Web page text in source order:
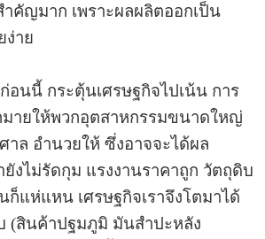
คัญมาก เพราะผลผลิตออกเป็น
ง่าย
อนนี้ กระตุ้นเศรษฐกิจไปเน้น การ
มายให้พวกอุตสาหกรรมขนาดใหญ่
ล อำนวยให้ ซึ่งอาจจะได้ผล
ยังไม่รัดกุม แรงงานราคาถูก วัตถุดิบ
แห่แหน เศรษฐกิจเราจึงโตมาได้
(สินค้าปฐมภูมิ มันสำปะหลัง